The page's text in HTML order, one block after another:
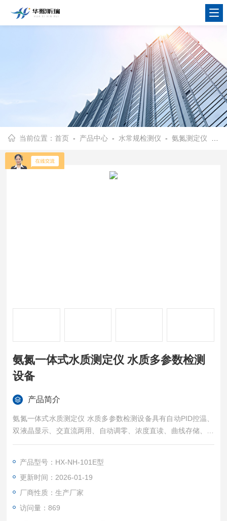
当前位置：首页 - 产品中心 - 水常规检测仪 -氨氮测定仪
氨氮一体式水质测定仪 水质多参数检测
设备
产品简介
氨氮一体式水质测定仪 水质多参数检测设备具有自动PID控温、
双液晶显示、交直流两用、自动调零、浓度直读、曲线存储、自
动打印等特点
产品型号：HX-NH-101E型
更新时间：2026-01-19
厂商性质：生产厂家
访问量：869